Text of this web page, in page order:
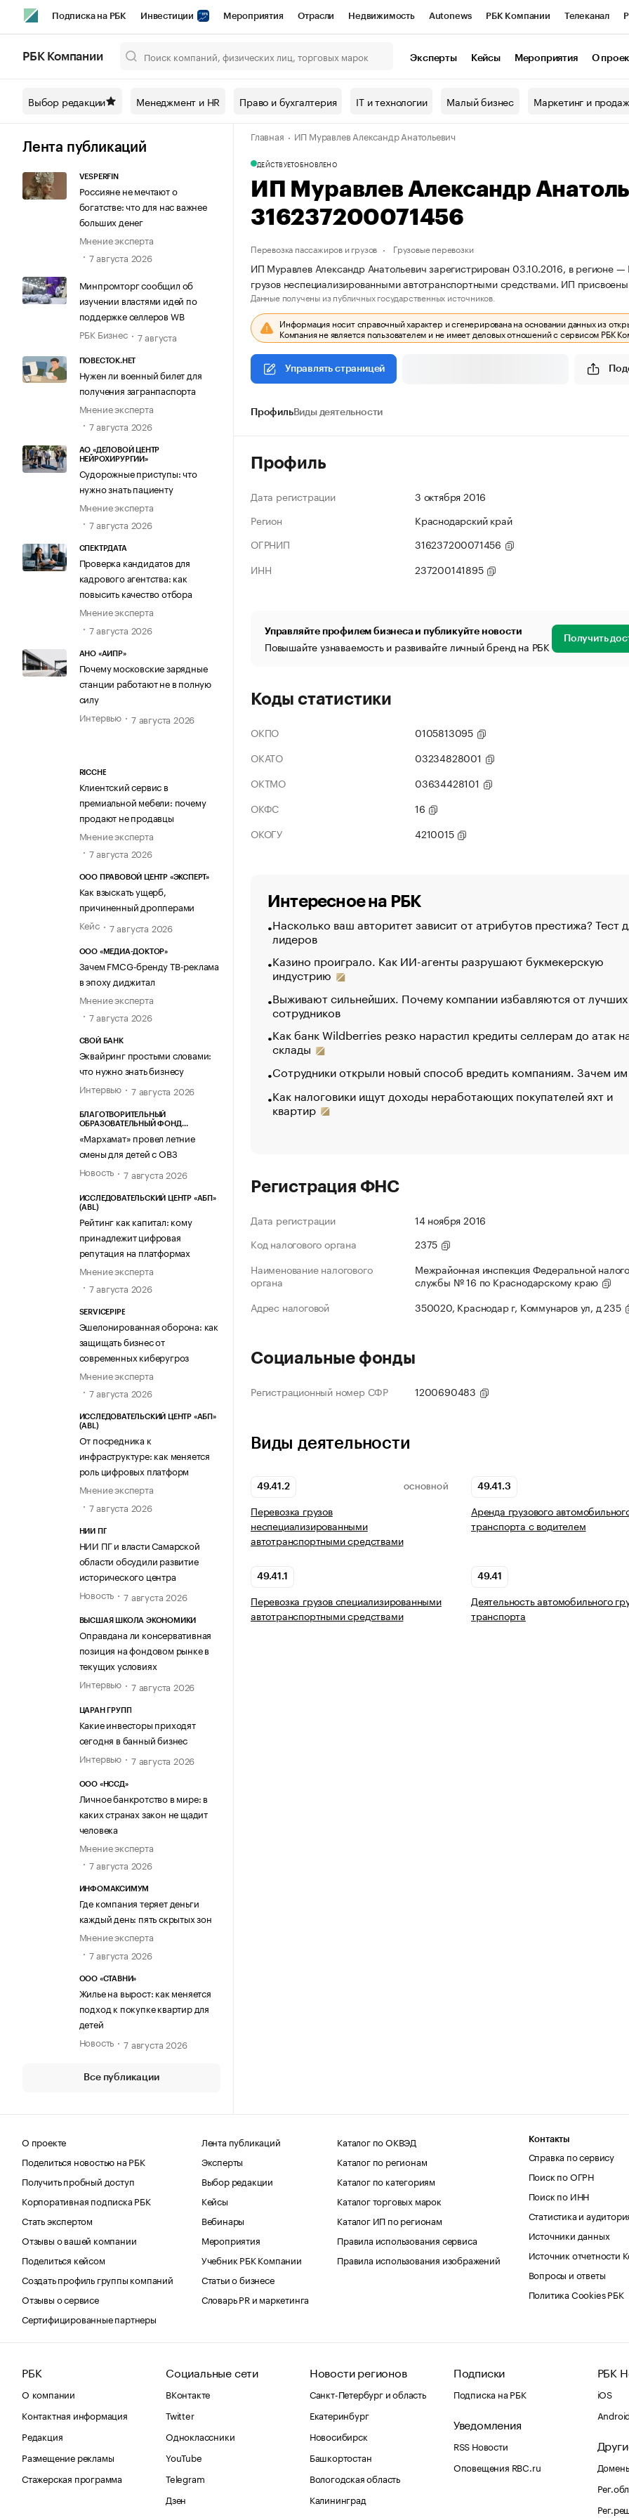
Подписка на РБК Инвестиции Мероприятия Отрасли Недвижимость Autonews РБК Компании Телеканал
Спецпроекты СПб Конференции СПб Спецпроекты Проверка контрагентов
Технологии и медиа Рынок наличной валюты
РБК Компании Эксперты Кейсы Мероприятия О
Выбор редакции Менеджмент и HR Право и бухгалтерия IT и технологии Малый бизнес Маркетинг и
Лента публикаций
VESPERFIN
Россияне не мечтают о
богатстве: что для нас важнее
больших денег
Мнение эксперта
7 августа 2026
Минпромторг сообщил об
изучении властями идей по
поддержке селлеров WB
РБК Бизнес
7 августа
ПОВЕСТОК.НЕТ
Нужен ли военный билет для
получения загранпаспорта
Мнение эксперта
7 августа 2026
АО «ДЕЛОВОЙ ЦЕНТР
НЕЙРОХИРУРГИИ»
Судорожные приступы: что
нужно знать пациенту
Мнение эксперта
7 августа 2026
СПЕКТРДАТА
Проверка кандидатов для
кадрового агентства: как
повысить качество отбора
Мнение эксперта
7 августа 2026
АНО «АИПР»
Почему московские зарядные
станции работают не в полную
силу
Интервью
7 августа 2026
RICCHE
Клиентский сервис в
премиальной мебели: почему
продают не продавцы
Мнение эксперта
7 августа 2026
ООО ПРАВОВОЙ ЦЕНТР «ЭКСПЕРТ»
Как взыскать ущерб,
причиненный дропперами
Кейс
7 августа 2026
ООО «МЕДИА-ДОКТОР»
Зачем FMCG-бренду ТВ-реклама
в эпоху диджитал
Мнение эксперта
7 августа 2026
СВОЙ БАНК
Эквайринг простыми словами:
что нужно знать бизнесу
Интервью
7 августа 2026
БЛАГОТВОРИТЕЛЬНЫЙ
ОБРАЗОВАТЕЛЬНЫЙ ФОНД
«Мархамат» провел летние
смены для детей с ОВЗ
Новость
7 августа 2026
ИССЛЕДОВАТЕЛЬСКИЙ ЦЕНТР «АБП»
(ABL)
Рейтинг как капитал: кому
принадлежит цифровая
репутация на платформах
Мнение эксперта
7 августа 2026
SERVICEPIPE
Эшелонированная оборона: как
защищать бизнес от
современных киберугроз
Мнение эксперта
7 августа 2026
ИССЛЕДОВАТЕЛЬСКИЙ ЦЕНТР «АБП»
(ABL)
От посредника к
инфраструктуре: как меняется
роль цифровых платформ
Мнение эксперта
7 августа 2026
НИИ ПГ
НИИ ПГ и власти Самарской
области обсудили развитие
исторического центра
Новость
7 августа 2026
ВЫСШАЯ ШКОЛА ЭКОНОМИКИ
Оправдана ли консервативная
позиция на фондовом рынке в
текущих условиях
Интервью
7 августа 2026
ЦАРАН ГРУПП
Какие инвесторы приходят
сегодня в банный бизнес
Интервью
7 августа 2026
ООО «НССД»
Личное банкротство в мире: в
каких странах закон не щадит
человека
Мнение эксперта
7 августа 2026
ИНФОМАКСИМУМ
Где компания теряет деньги
каждый день: пять скрытых зон
Мнение эксперта
7 августа 2026
ООО «СТАВНИ»
Жилье на вырост: как меняется
подход к покупке квартир для
детей
Новость
7 августа 2026
Все публикации
Главная ИП Муравлев Александр Анатольевич
ДЕЙСТВУЕТОБНОВЛЕНО
ИП Муравлев Александр
316237200071456
Перевозка пассажиров и грузов Грузовые перевозки
ИП Муравлев Александр Анатольевич зарегистрирован 03.10.2016, в регионе
грузов неспециализированными автотранспортными средствами. ИП
Данные получены из публичных государственных источников.
Информация носит справочный характер и сгенерирована на основании данных из
Компания не является пользователем и не имеет деловых отношений с сервисом РБК
Управлять страницей
ПрофильВиды деятельности
Профиль
Дата регистрации
3 октября 2016
Регион
Краснодарский край
ОГРНИП
316237200071456
ИНН
237200141895
Управляйте профилем бизнеса и публикуйте новости
Повышайте узнаваемость и развивайте личный бренд на РБК Получить
Коды статистики
ОКПО
0105813095
ОКАТО
03234828001
ОКТМО
03634428101
ОКФС
16
ОКОГУ
4210015
Интересное на РБК
Насколько ваш авторитет зависит от атрибутов престижа? Тест
лидеров
Казино проиграло. Как ИИ-агенты разрушают букмекерскую
индустрию
Выживают сильнейших. Почему компании избавляются от лучших
сотрудников
Как банк Wildberries резко нарастил кредиты селлерам до атак
склады
Сотрудники открыли новый способ вредить компаниям. Зачем
Как налоговики ищут доходы неработающих покупателей яхт и
квартир
Регистрация ФНС
Дата регистрации
14 ноября 2016
Код налогового органа
2375
Наименование налогового
органа
Межрайонная инспекция Федеральной
службы № 16 по Краснодарскому краю
Адрес налоговой
350020, Краснодар г, Коммунаров ул, д 235
Социальные фонды
Регистрационный номер СФР 1200690483
Виды деятельности
49.41.2 ОСНОВНОЙ
Перевозка грузов
неспециализированными
автотранспортными средствами
49.41.3
Аренда грузового
транспорта с водителем
49.41.1
Перевозка грузов специализированными
автотранспортными средствами
49.41
Деятельность автомобильного
транспорта
О проекте
Поделиться новостью на РБК
Получить пробный доступ
Корпоративная подписка РБК
Стать экспертом
Отзывы о вашей компании
Поделиться кейсом
Создать профиль группы компаний
Отзывы о сервисе
Сертифицированные партнеры
Лента публикаций
Эксперты
Выбор редакции
Кейсы
Вебинары
Мероприятия
Учебник РБК Компании
Статьи о бизнесе
Словарь PR и маркетинга
Каталог по ОКВЭД
Каталог по регионам
Каталог по категориям
Каталог торговых марок
Каталог ИП по регионам
Правила использования сервиса
Правила использования изображений
Контакты
Справка по сервису
Поиск по ОГРН
Поиск по ИНН
Статистика и
Источники данных
Источник отчетности
Вопросы и ответы
Политика Cookies РБК
РБК
О компании
Контактная информация
Редакция
Размещение рекламы
Стажерская программа
Социальные сети
ВКонтакте
Twitter
Одноклассники
YouTube
Telegram
Дзен
Новости регионов
Санкт-Петербург и область
Екатеринбург
Новосибирск
Башкортостан
Вологодская область
Калининград
Подписки
Подписка на РБК
Уведомления
RSS Новости
Оповещения RBC.ru
РБК
iOS